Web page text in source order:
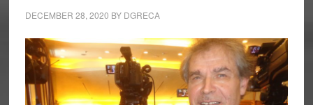
DECEMBER 28, 2020 BY DGRECA